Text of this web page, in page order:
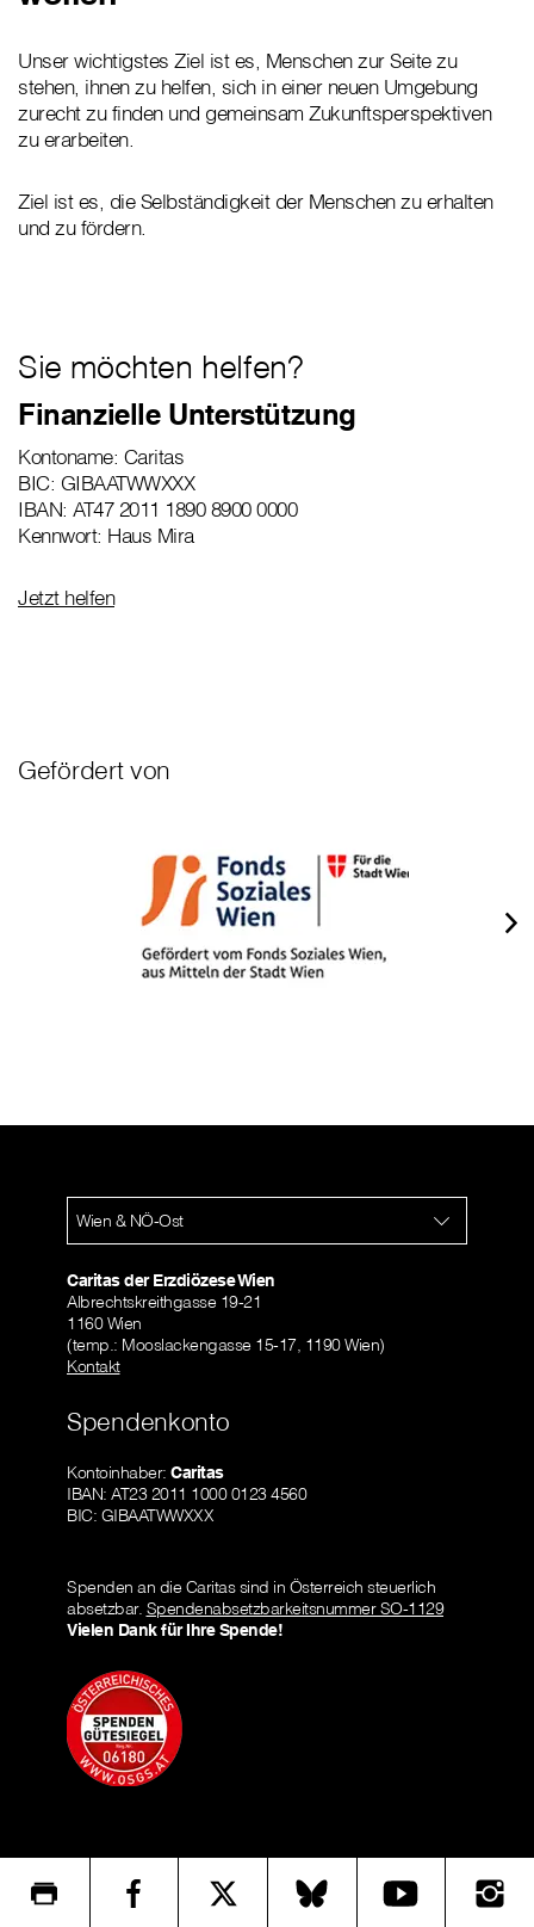
Unser wichtigstes Ziel ist es, Menschen zur Seite zu
stehen, ihnen zu helfen, sich in einer neuen Umgebung
zurecht zu finden und gemeinsam Zukunftsperspektiven
zu erarbeiten.
Ziel ist es, die Selbständigkeit der Menschen zu erhalten
und zu fördern.
Sie möchten helfen?
Finanzielle Unterstützung
Kontoname: Caritas
BIC: GIBAATWWXXX
IBAN: AT47 2011 1890 8900 0000
Kennwort: Haus Mira
Jetzt helfen
Gefördert von
Wien & NÖ-Ost
Caritas der Erzdiözese Wien
Albrechtskreithgasse 19-21
1160 Wien
(temp.: Mooslackengasse 15-17, 1190 Wien)
Kontakt
Spendenkonto
Kontoinhaber: Caritas
IBAN: AT23 2011 1000 0123 4560
BIC: GIBAATWWXXX
Spenden an die Caritas sind in Österreich steuerlich
absetzbar. Spendenabsetzbarkeitsnummer SO-1129
Vielen Dank für Ihre Spende!